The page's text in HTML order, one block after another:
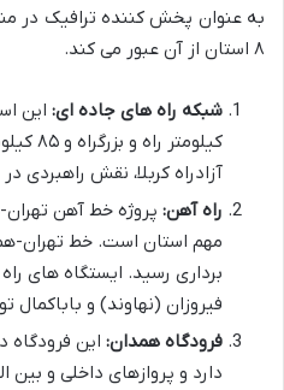
به عنوان پخش کننده ترافیک در
۸ استان از آن عبور می کند.
شبکه راه های جاده ای:
آزادراه کربلا، نقش راهبردی
راه آهن: پروژه خط آهن
برداری رسید. ایستگاه های
فیروزان (نهاوند) و باباکمال
فرودگاه همدان:
دارد و پروازهای داخلی و